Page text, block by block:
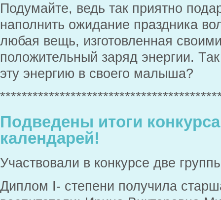
Подумайте, ведь так приятно
наполнить ожидание праздника
любая вещь, изготовленная
положительный заряд энергии.
эту энергию в своего малыша?
Подведены итоги
календарей!
Участвовали в конкурсе две
Диплом I- степени получила